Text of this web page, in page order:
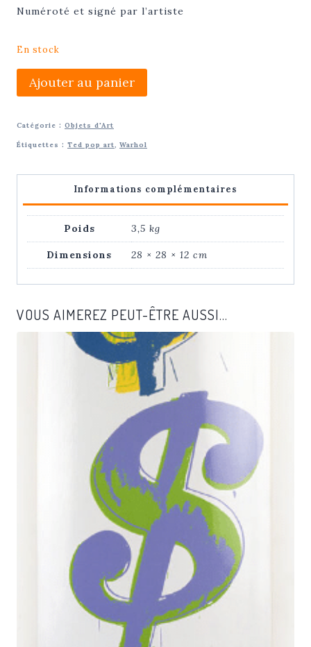
Numéroté et signé par l’artiste
En stock
quantité
de
|
Pop
Ajouter au panier
Catégorie : Objets d'Art
Étiquettes : Ted pop art, Warhol
Informations complémentaires
Poids 3,5 kg
Dimensions 28 × 28 × 12 cm
VOUS AIMEREZ PEUT-ÊTRE AUSSI…